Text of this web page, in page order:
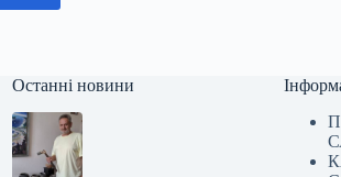
Останні новини